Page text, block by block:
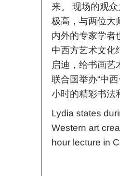
来。 现场的观
极高，与两位大
内外的专家学者
中西方艺术文化
启迪，给书画艺
联合国举办“中
小时的精彩书法
Lydia states
Western art
hour lecture in